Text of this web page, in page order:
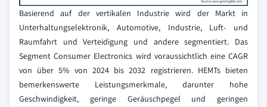
Basierend auf der vertikalen Industrie wird der Markt in
Unterhaltungselektronik, Automotive, Industrie, Luft- und
Raumfahrt und Verteidigung und andere segmentiert. Das
Segment Consumer Electronics wird voraussichtlich eine CAGR
von über 5% von 2024 bis 2032 registrieren. HEMTs bieten
bemerkenswerte Leistungsmerkmale, darunter hohe
Geschwindigkeit, geringe Geräuschpegel und geringen